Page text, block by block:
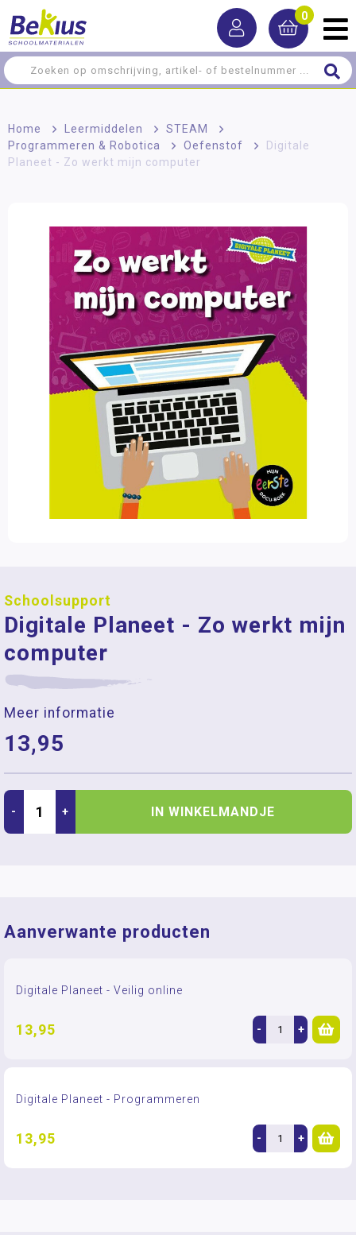
0
Home > Leermiddelen > STEAM
>
Programmeren & Robotica
> Oefenstof >
Digitale
Planeet - Zo werkt mijn computer
Schoolsupport
Digitale Planeet - Zo werkt mijn
computer
Meer informatie
13,95
- + IN WINKELMANDJE
Aanverwante producten
Digitale Planeet - Veilig online
13,95 - +
Digitale Planeet - Programmeren
13,95 - +